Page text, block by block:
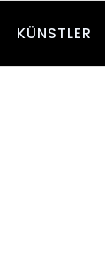
KÜNSTLER